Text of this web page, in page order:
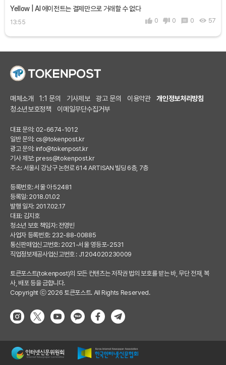
Yellow | AI 에이전트는 결제만으로 거래할 수 없다
13:55 0 0 0 57
매체소개 1:1 문의 기사제보 광고 문의 이용약관
개인정보처리방침
청소년보호정책
이메일무단수집거부
대표 문의: 02-6674-1012
일반 문의: cs@tokenpost.kr
광고 문의: info@tokenpost.kr
기사 제보: press@tokenpost.kr
주소: 서울시 강남구 논현로 614 ARTISAN 빌딩 6층, 7층
등록번호: 서울 아 52481
등록일: 2018.01.02
발행 일자: 2017.02.17
대표: 김지호
청소년 보호 책임자: 전영빈
사업자 등록번호: 232-88-00885
통신판매업신고번호: 2021-서울 영등포-2531
직업정보제공사업신고번호 : J1204020230009
토큰포스트(tokenpost)의 모든 컨텐츠는 저작권 법의 보호를 받는 바, 무단 전재, 복
사, 배포 등을 금합니다.
Copyright ⓒ 2026 토큰포스트. All Rights Reserved.